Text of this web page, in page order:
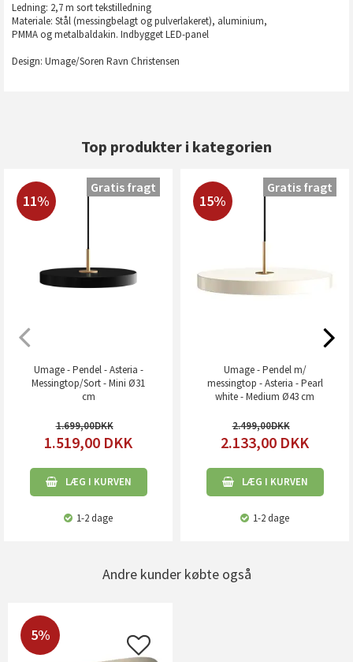
Ledning: 2,7 m sort tekstilledning
Materiale: Stål (messingbelagt og pulverlakeret), aluminium,
PMMA og metalbaldakin. Indbygget LED-panel
Design: Umage/Soren Ravn Christensen
Top produkter i kategorien
11%
Umage - Pendel - Asteria -
Messingtop/Sort - Mini Ø31
cm
1.699,00
1.519,00 DKK
LÆG I KURVEN
1-2 dage
Gratis fragt
15%
Umage - Pendel m/
messingtop - Asteria - Pearl
white - Medium Ø43 cm
2.499,00
2.133,00 DKK
LÆG I KURVEN
1-2 dage
Gratis fragt
Andre kunder købte også
5%